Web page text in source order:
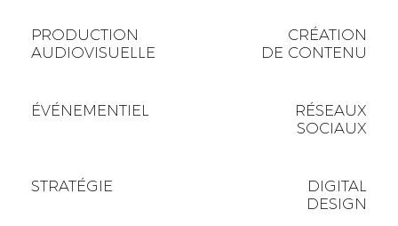
PRODUCTION
AUDIOVISUELLE
CRÉATION
DE CONTENU
ÉVÉNEMENTIEL
RÉSEAUX
SOCIAUX
STRATÉGIE
DIGITAL
DESIGN